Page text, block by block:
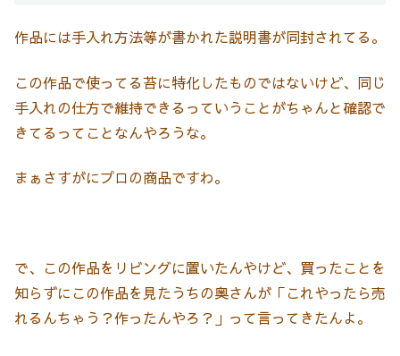
作品には手入れ方法等が書かれた説明書が同封されてる。
この作品で使ってる苔に特化したものではないけど、同じ
手入れの仕方で維持できるっていうことがちゃんと確認で
きてるってことなんやろうな。
まぁさすがにプロの商品ですわ。
で、この作品をリビングに置いたんやけど、買ったことを
知らずにこの作品を見たうちの奥さんが「これやったら売
れるんちゃう？作ったんやろ？」って言ってきたんよ。